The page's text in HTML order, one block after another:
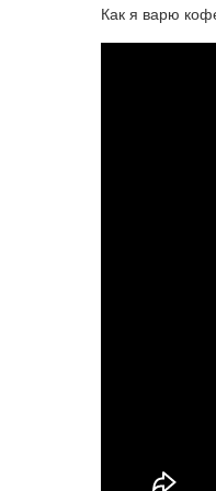
Как я варю